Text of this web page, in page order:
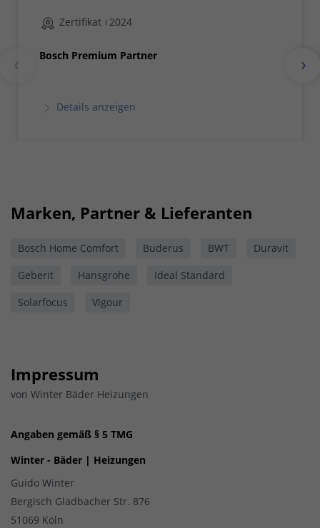
Zertifikat 2024
Bosch Premium Partner
Details anzeigen
Marken, Partner & Lieferanten
Bosch Home Comfort Buderus BWT
Duravit
Geberit
Hansgrohe
Ideal Standard
Solarfocus
Vigour
Impressum
von Winter Bäder Heizungen
Angaben gemäß § 5 TMG
Winter - Bäder | Heizungen
Guido Winter
Bergisch Gladbacher Str. 876
51069 Köln